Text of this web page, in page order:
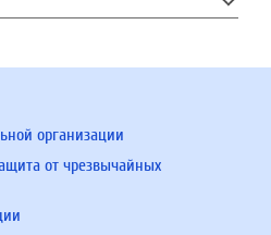
организации
от чрезвычайных